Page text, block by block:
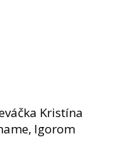
Kristína
Igorom